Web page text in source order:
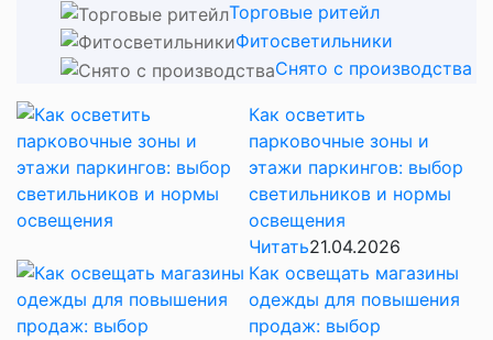
Торговые ритейл
Фитосветильники
Снято с производства
Как осветить
парковочные зоны и
этажи паркингов: выбор
светильников и нормы
освещения
Читать21.04.2026
Как освещать магазины
одежды для повышения
продаж: выбор